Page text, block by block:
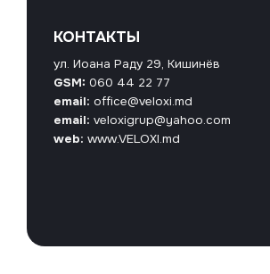
КОНТАКТЫ
ул. Иоана Раду 29, Кишинёв
GSM: 060 44 22 77
email: office@veloxi.md
email: veloxigrup@yahoo.com
web: www.VELOXI.md